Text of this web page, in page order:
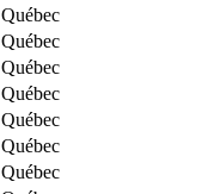
Québec
Québec
Québec
Québec
Québec
Québec
Québec